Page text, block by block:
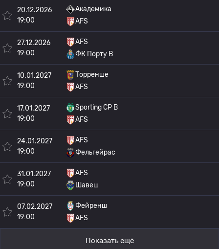
20.12.2026
19:00
Академика
AFS
27.12.2026
19:00
AFS
ФК Порту B
10.01.2027
19:00
Торренше
AFS
17.01.2027
19:00
Sporting CP B
AFS
24.01.2027
19:00
AFS
Фельгейрас
31.01.2027
19:00
AFS
Шавеш
07.02.2027
19:00
Фейренш
AFS
Показать ещё